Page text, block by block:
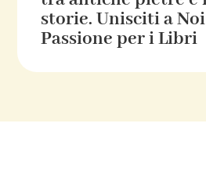
storie. Unisciti a
Passione per i Libri